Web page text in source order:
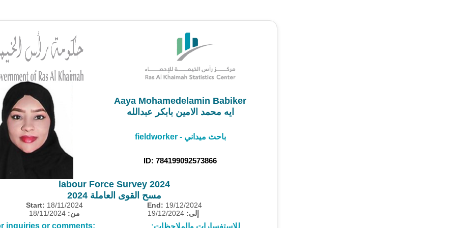
Aaya Mohamedelamin Babiker
ايه محمد الامين بابكر عبدالله
fieldworker - باحث ميداني
ID: 784199092573866
labour Force Survey 2024
مسح القوى العاملة 2024
Start: 18/11/2024 End: 19/12/2024
من:
إلى:
inquiries or comments: للاستفسارات والملاحظات: